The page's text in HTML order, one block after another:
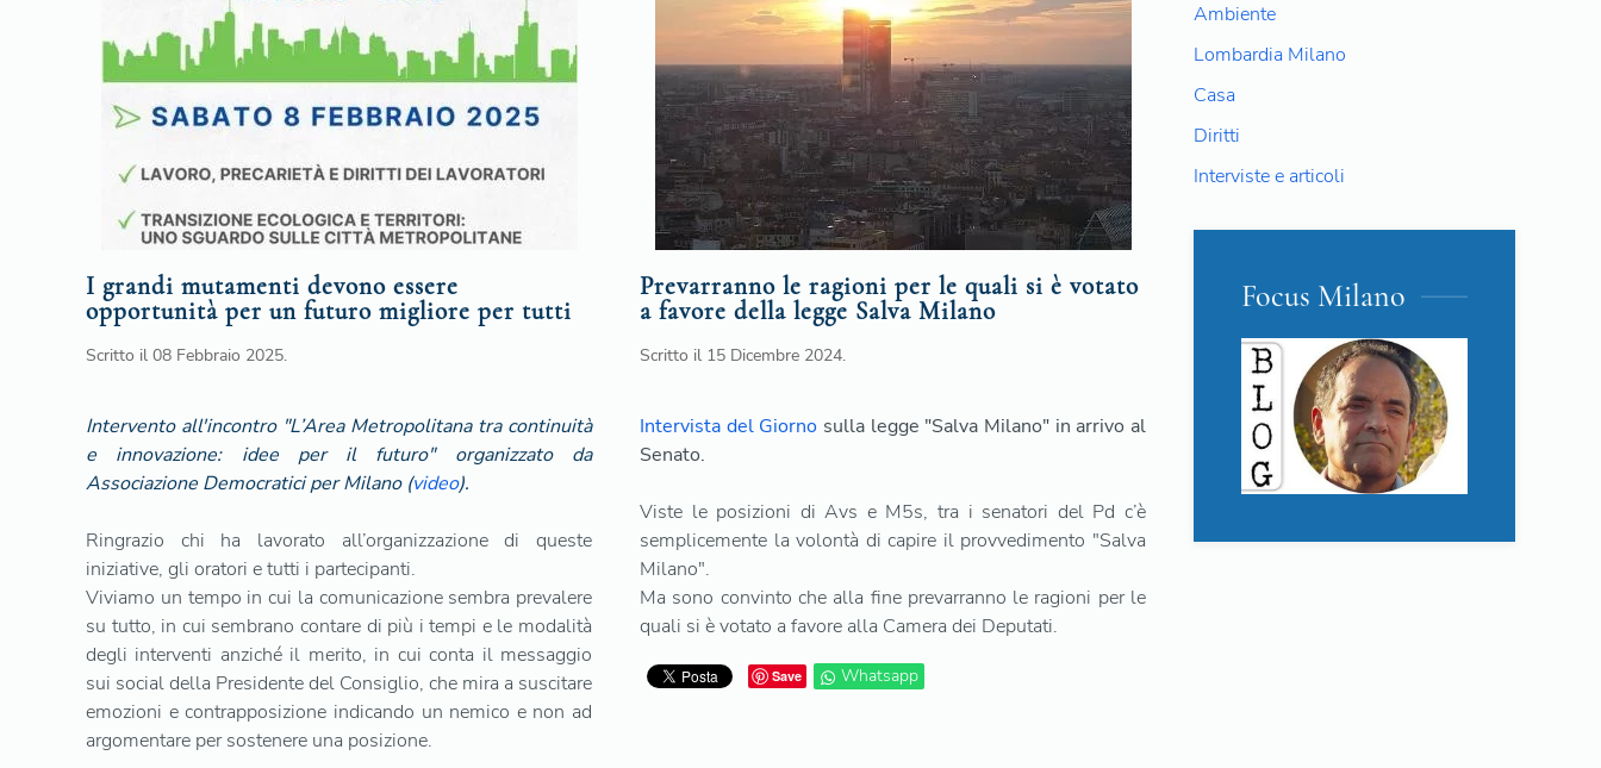
I grandi mutamenti devono essere
opportunità per un futuro migliore per tutti
Scritto il 08 Febbraio 2025.
Intervento all'incontro "L’Area Metropolitana tra continuità
e innovazione: idee per il futuro" organizzato da
Associazione Democratici per Milano (video).
Ringrazio chi ha lavorato all’organizzazione di queste
iniziative, gli oratori e tutti i partecipanti.
Viviamo un tempo in cui la comunicazione sembra prevalere
su tutto, in cui sembrano contare di più i tempi e le modalità
degli interventi anziché il merito, in cui conta il messaggio
sui social della Presidente del Consiglio, che mira a suscitare
emozioni e contrapposizione indicando un nemico e non ad
argomentare per sostenere una posizione.
Prevarranno le ragioni per le quali si è votato
a favore della legge Salva Milano
Scritto il 15 Dicembre 2024.
Intervista del Giorno sulla legge "Salva Milano" in arrivo al
Senato.
Viste le posizioni di Avs e M5s, tra i senatori del Pd c’è
semplicemente la volontà di capire il provvedimento "Salva
Milano".
Ma sono convinto che alla fine prevarranno le ragioni per le
quali si è votato a favore alla Camera dei Deputati.
Save Whatsapp
Ambiente
Lombardia Milano
Casa
Diritti
Interviste e articoli
Focus Milano